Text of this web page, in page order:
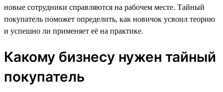
новые сотрудники справляются на рабочем месте. Тайный
покупатель поможет определить, как новичок усвоил теорию
и успешно ли применяет её на практике.
Какому бизнесу нужен тайный
покупатель